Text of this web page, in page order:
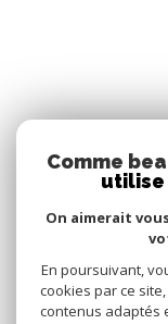
Comme
utilise
On aimerait
En poursuivant,
cookies par ce
contenus adaptés